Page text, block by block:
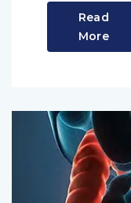
Read
More